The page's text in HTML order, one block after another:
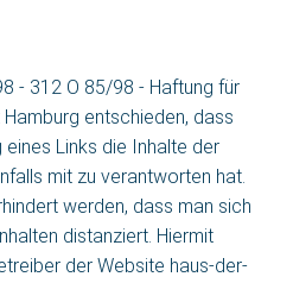
- 312 O 85/98 - Haftung für
entschieden, dass
eines Links die Inhalte der
mit zu verantworten hat.
werden, dass man sich
distanziert. Hiermit
der Website haus-der-